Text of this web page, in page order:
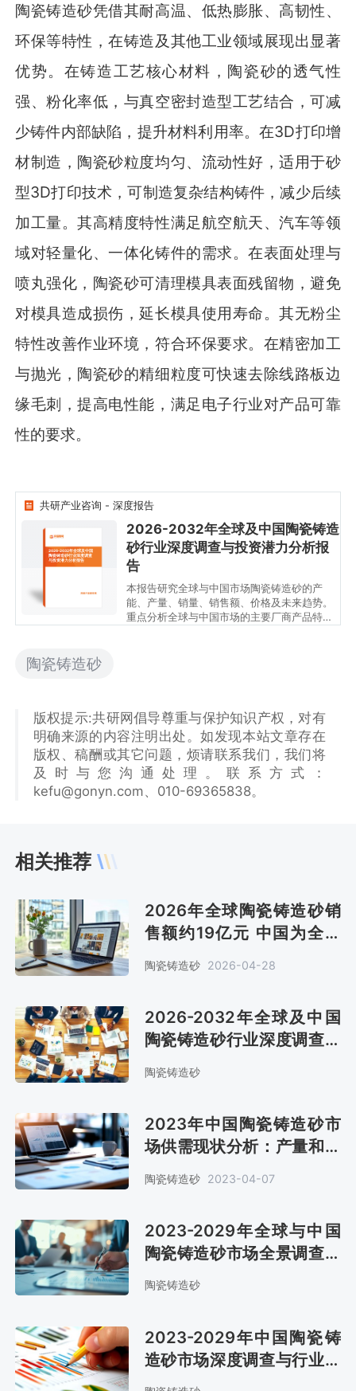
陶瓷铸造砂凭借其耐高温、低热膨胀、高韧性、
环保等特性，在铸造及其他工业领域展现出显著
优势。在铸造工艺核心材料，陶瓷砂的透气性
强、粉化率低，与真空密封造型工艺结合，可减
少铸件内部缺陷，提升材料利用率。在3D打印增
材制造，陶瓷砂粒度均匀、流动性好，适用于砂
型3D打印技术，可制造复杂结构铸件，减少后续
加工量。其高精度特性满足航空航天、汽车等领
域对轻量化、一体化铸件的需求。在表面处理与
喷丸强化，陶瓷砂可清理模具表面残留物，避免
对模具造成损伤，延长模具使用寿命。其无粉尘
特性改善作业环境，符合环保要求。在精密加工
与抛光，陶瓷砂的精细粒度可快速去除线路板边
缘毛刺，提高电性能，满足电子行业对产品可靠
性的要求。
共研产业咨询 - 深度报告
2026-2032年全球及中国
陶瓷铸造砂行业深度调查
与投资潜力分析报告
2026-2032年全球及中国陶瓷铸造
砂行业深度调查与投资潜力分析报
告
本报告研究全球与中国市场陶瓷铸造砂的产
能、产量、销量、销售额、价格及未来趋势。
重点分析全球与中国市场的主要厂商产品特
陶瓷铸造砂
版权提示:共研网倡导尊重与保护知识产权，对有
明确来源的内容注明出处。如发现本站文章存在
版权、稿酬或其它问题，烦请联系我们，我们将
及时与您沟通处理。联系方式：
kefu@gonyn.com、010-69365838。
相关推荐
2026年全球陶瓷铸造砂销
售额约19亿元 中国为全球
最大市场 市场占比将提升
[图]
陶瓷铸造砂 2026-04-28
2026-2032年全球及中国
陶瓷铸造砂行业深度调查与
投资潜力分析报告
陶瓷铸造砂
2023年中国陶瓷铸造砂市
场供需现状分析：产量和需
求量分别达32.6万吨和28.1
万吨[图]
陶瓷铸造砂 2023-04-07
2023-2029年全球与中国
陶瓷铸造砂市场全景调查与
投资前景预测报告
陶瓷铸造砂
2023-2029年中国陶瓷铸
造砂市场深度调查与行业竞
争对手分析报告